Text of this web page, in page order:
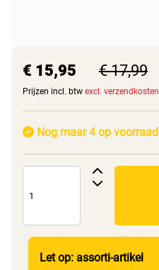
€ 15,95 € 17,99
Prijzen incl. btw excl. verzendkosten
Nog maar 4 op voorraad
Let op: assorti-artikel